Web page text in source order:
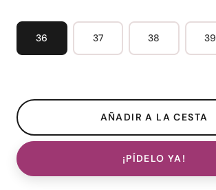
36 37 38 39
¡PÍDELO YA!